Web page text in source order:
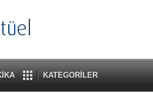
KATEGORİLER